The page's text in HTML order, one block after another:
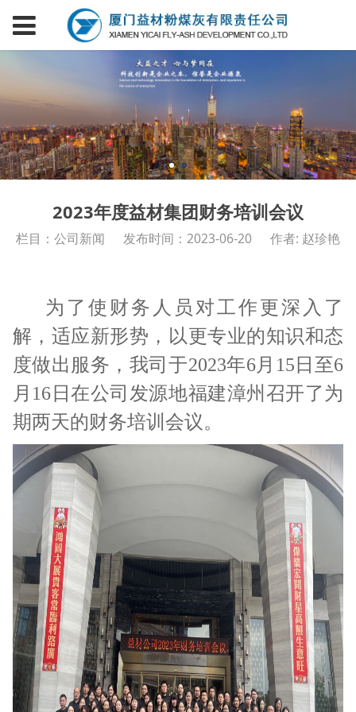
2023年度益材集团财务培训会议
栏目：公司新闻 发布时间：2023-06-20 作者: 赵珍艳
为了使财务人员对工作更深入了
解，适应新形势，以更专业的知识和态
度做出服务，我司于2023年6月15日至6
月16日在公司发源地福建漳州召开了为
期两天的财务培训会议。